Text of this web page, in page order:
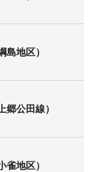
地区）
公田線）
地区）